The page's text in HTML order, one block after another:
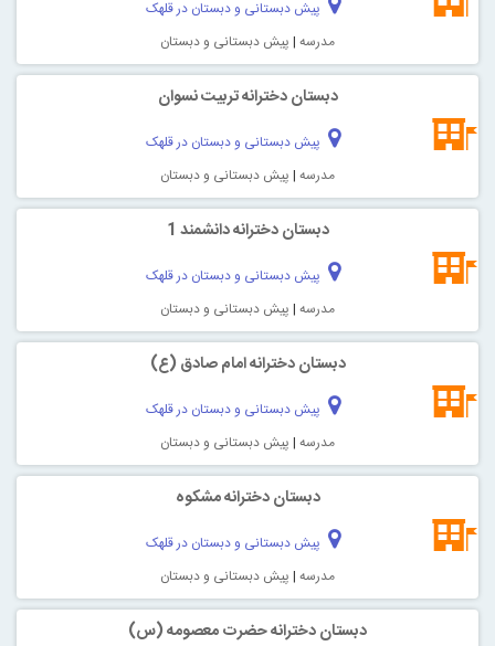
پیش دبستانی و دبستان در قلهک
مدرسه | پیش دبستانی و دبستان
دبستان دخترانه تربیت نسوان
پیش دبستانی و دبستان در قلهک
مدرسه | پیش دبستانی و دبستان
دبستان دخترانه دانشمند 1
پیش دبستانی و دبستان در قلهک
مدرسه | پیش دبستانی و دبستان
دبستان دخترانه امام صادق (ع)
پیش دبستانی و دبستان در قلهک
مدرسه | پیش دبستانی و دبستان
دبستان دخترانه مشکوه
پیش دبستانی و دبستان در قلهک
مدرسه | پیش دبستانی و دبستان
دبستان دخترانه حضرت معصومه (س)